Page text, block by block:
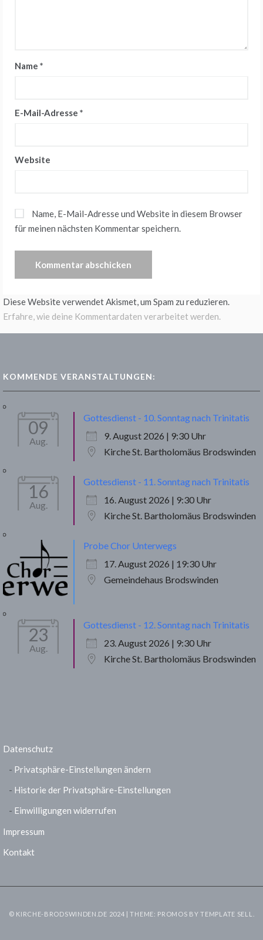
Name *
E-Mail-Adresse *
Website
Name, E-Mail-Adresse und Website in diesem Browser
für meinen nächsten Kommentar speichern.
Diese Website verwendet Akismet, um Spam zu reduzieren.
Erfahre, wie deine Kommentardaten verarbeitet werden.
KOMMENDE VERANSTALTUNGEN:
09
Aug.
Gottesdienst - 10. Sonntag nach Trinitatis
9. August 2026 | 9:30 Uhr
Kirche St. Bartholomäus Brodswinden
16
Aug.
Gottesdienst - 11. Sonntag nach Trinitatis
16. August 2026 | 9:30 Uhr
Kirche St. Bartholomäus Brodswinden
Probe Chor Unterwegs
17. August 2026 | 19:30 Uhr
Gemeindehaus Brodswinden
23
Aug.
Gottesdienst - 12. Sonntag nach Trinitatis
23. August 2026 | 9:30 Uhr
Kirche St. Bartholomäus Brodswinden
Datenschutz
Privatsphäre-Einstellungen ändern
Historie der Privatsphäre-Einstellungen
Einwilligungen widerrufen
Impressum
Kontakt
© KIRCHE-BRODSWINDEN.DE 2024 | THEME: PROMOS BYTEMPLATE SELL